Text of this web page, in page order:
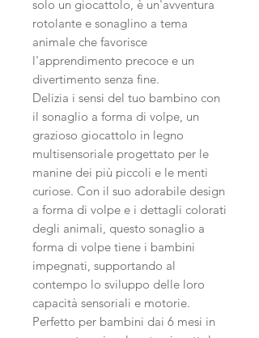
solo un giocattolo, è un'avventura
rotolante e sonaglino a tema
animale che favorisce
l'apprendimento precoce e un
divertimento senza fine.
Delizia i sensi del tuo bambino con
il sonaglio a forma di volpe, un
grazioso giocattolo in legno
multisensoriale progettato per le
manine dei più piccoli e le menti
curiose. Con il suo adorabile design
a forma di volpe e i dettagli colorati
degli animali, questo sonaglio a
forma di volpe tiene i bambini
impegnati, supportando al
contempo lo sviluppo delle loro
capacità sensoriali e motorie.
Perfetto per bambini dai 6 mesi in